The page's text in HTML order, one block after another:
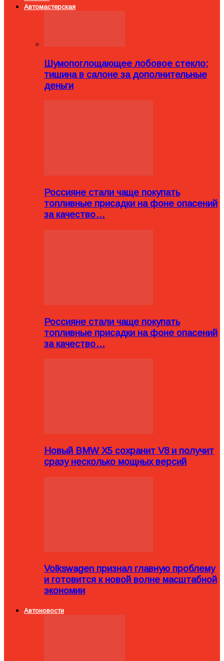
Автомастерская
Шумопоглощающее лобовое стекло:
тишина в салоне за дополнительные
деньги
Россияне стали чаще покупать
топливные присадки на фоне опасений
за качество…
Россияне стали чаще покупать
топливные присадки на фоне опасений
за качество…
Новый BMW X5 сохранит V8 и получит
сразу несколько мощных версий
Volkswagen признал главную проблему
и готовится к новой волне масштабной
экономии
Автоновости